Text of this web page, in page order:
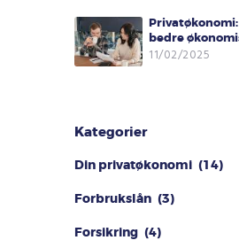
bedre
11/02/2025
Kategorier
Din privatøkonomi (14)
Forbrukslån (3)
Forsikring (4)